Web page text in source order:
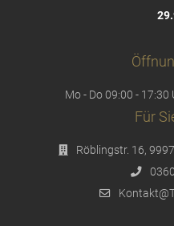
Mo - Do 09:00 - 17:30
Für
Röblingstr. 16,